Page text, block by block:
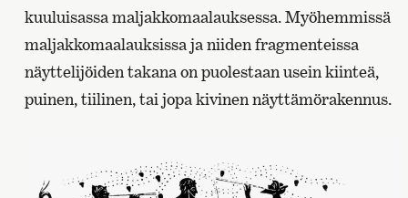
kuuluisassa maljakkomaalauksessa. Myöhemmissä
maljakkomaalauksissa ja niiden fragmenteissa
näyttelijöiden takana on puolestaan usein kiinteä,
puinen, tiilinen, tai jopa kivinen näyttämörakennus.